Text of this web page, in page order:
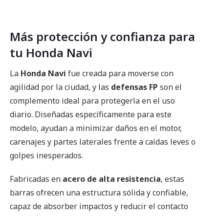
Más protección y confianza para
tu Honda Navi
La Honda Navi fue creada para moverse con
agilidad por la ciudad, y las defensas FP son el
complemento ideal para protegerla en el uso
diario. Diseñadas específicamente para este
modelo, ayudan a minimizar daños en el motor,
carenajes y partes laterales frente a caídas leves o
golpes inesperados.
Fabricadas en acero de alta resistencia, estas
barras ofrecen una estructura sólida y confiable,
capaz de absorber impactos y reducir el contacto